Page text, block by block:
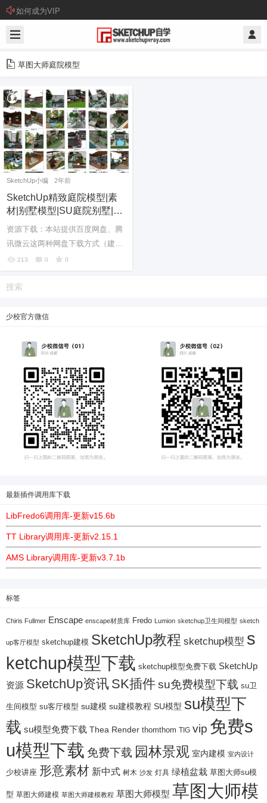
如何成为VIP
草图大师庭院模型
SketchUp小编 2年前
SketchUp精致庭院模型|素
材|别墅模型|SU庭院别墅|精
品庭院模型|草图大师su模型
资源下载：本站提供百度网盘、腾
讯微云这两种网盘下载方式（建议
安装客户端下载），如果两种网盘
如果有...
213 0 0
少校官方微信
最新插件调用库下载
LibFredo6调用库-更新v15.6b
TT Library调用库-更新v2.15.1
AMS Library调用库-更新v3.7.1b
标签
Chiris Fullmer Enscape enscape材质库 Fredo Lumion sketchup卫生间模型 sketch
up客厅模型 sketchup建模 SketchUp教程 sketchup模型 s
ketchup模型下载 sketchup模型免费下载 SketchUp
资源 SketchUp资讯 SK插件su免费模型下载 su卫
生间模型 su客厅模型 su建模 su建模教程 SU模型 su模型下
载 su模型免费下载 Thea Render thomthom TIG vip 免费s
u模型下载 免费下载 园林景观 室内建模 室内设计
少校讲座 形意素材 新中式 树木 沙发 灯具 绿植盆栽 草图大师su模
型 草图大师建模 草图大师建模教程 草图大师模型 草图大师模
您没有权限发布内容，请购买会员或者提升权
6位以上
6位以上
忘记密码？找回 已有帐号？登录